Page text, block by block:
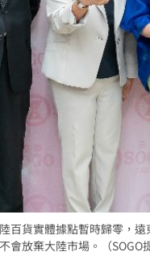
「爸」氣 12:00
12登場！ 10:30
足球熱潮 10:00
！ 18:15
百貨實體據點暫時歸零，
放棄大陸市場。（SOGO